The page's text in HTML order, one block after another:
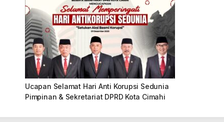
Ucapan Selamat Hari Anti Korupsi Sedunia
Pimpinan & Sekretariat DPRD Kota Cimahi